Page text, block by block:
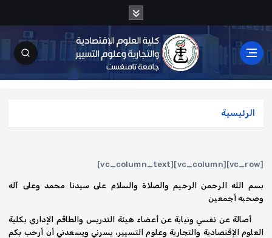
ز
الرئيسية
[vc_row][vc_column][vc_column_text]
بسم الله الرحمن الرحيم والصلاة والسلام على سيدنا محمد وعلى آله
وصحبه أجمعين
أصالة عن نفسي ونيابة عن أعضاء هيئة التدريس والطاقم الإداري بكلية
العلوم الإقتصادية والتجارية وعلوم التسيير، يسرني ويسعدني أن أرحب بكم